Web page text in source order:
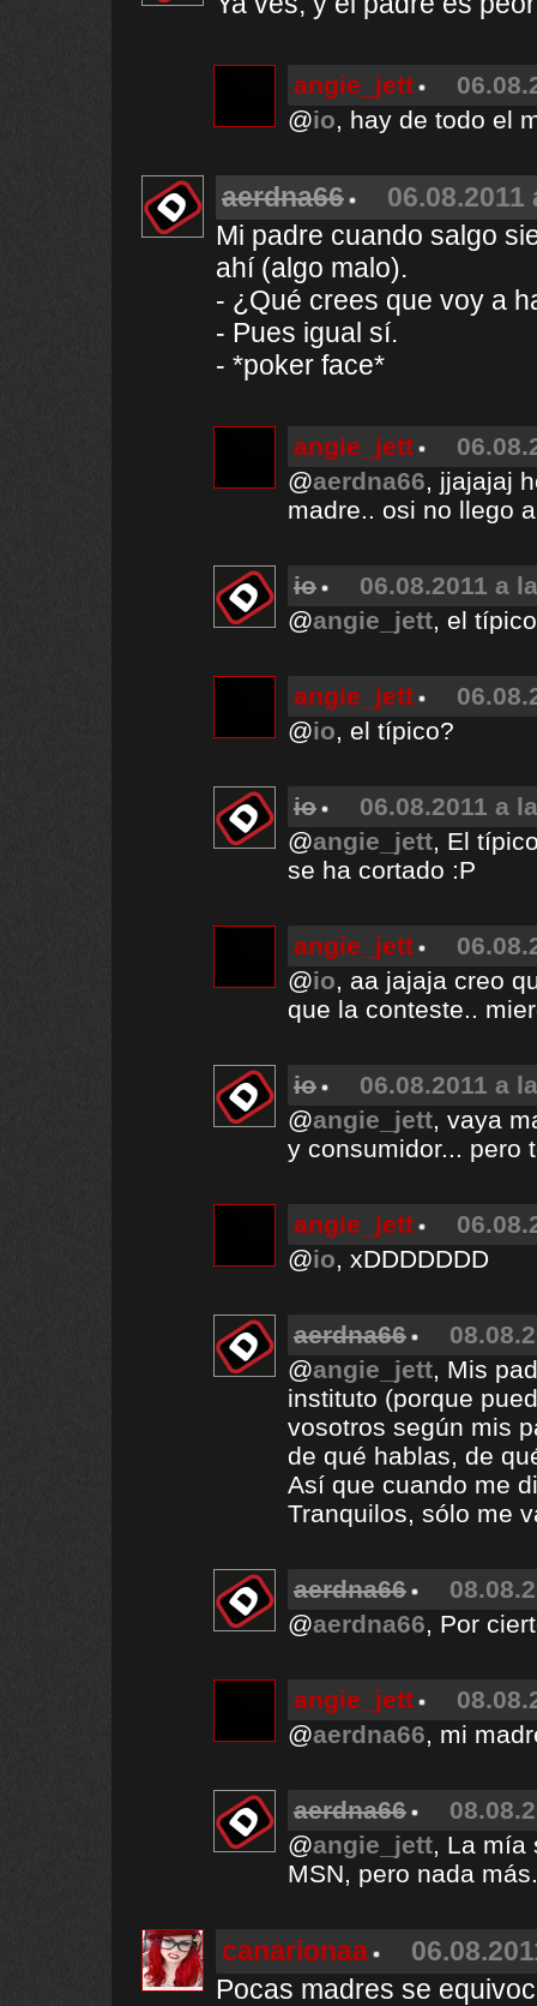
angie_jett
@io, hay de todo el
aerdna66
06.08.2011
Mi padre cuando salgo
ahí (algo malo).
- ¿Qué crees que voy a
- Pues igual sí.
- *poker face*
angie_jett
@aerdna66, jjajajaj
madre.. osi no llego
io
06.08.2011 a
@angie_jett, el típico
angie_jett
@io, el típico?
io
06.08.2011 a
@angie_jett, El
se ha cortado :P
angie_jett
@io, aa jajaja creo
que la conteste..
io
06.08.2011 a
@angie_jett, vaya
y consumidor... pero
angie_jett
@io, xDDDDDDD
aerdna66
@angie_jett, Mis
instituto (porque
vosotros según mis
de qué hablas, de
Así que cuando me
Tranquilos, sólo me
aerdna66
@aerdna66, Por
angie_jett
@aerdna66, mi
aerdna66
@angie_jett, La mía
MSN, pero nada más.
canarionaa
Pocas madres se